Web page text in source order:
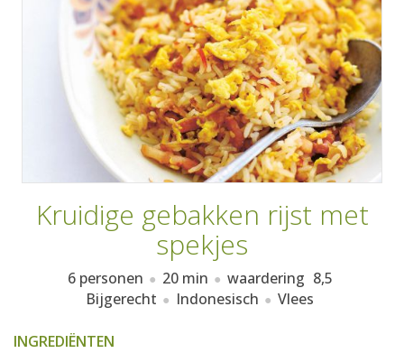
KOOKBOEKEN
Kruidige gebakken rijst met
spekjes
6 personen 20 min waardering 8,5
Bijgerecht
Indonesisch Vlees
INGREDIËNTEN